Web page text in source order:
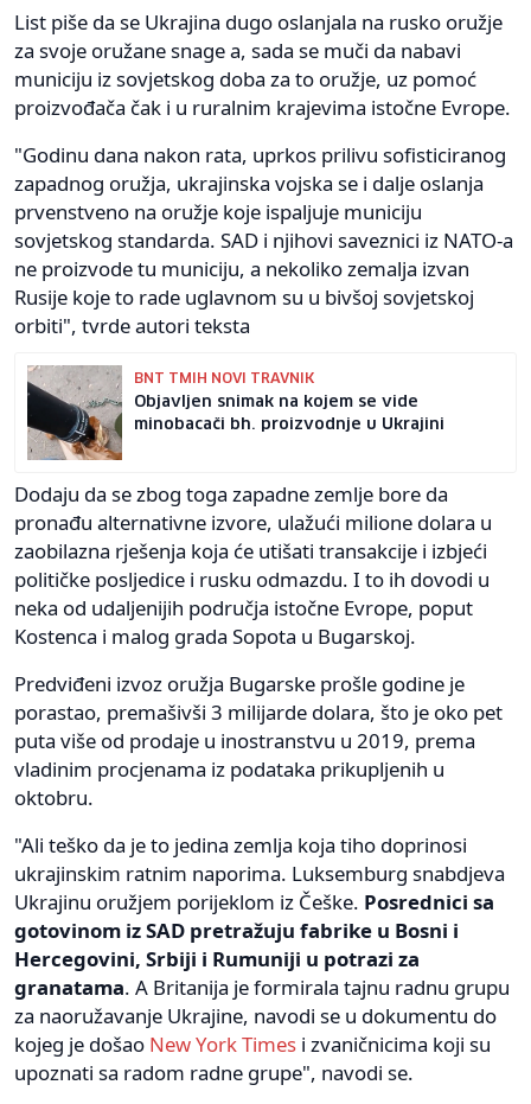
List piše da se Ukrajina dugo oslanjala na rusko oružje
za svoje oružane snage a, sada se muči da nabavi
municiju iz sovjetskog doba za to oružje, uz pomoć
proizvođača čak i u ruralnim krajevima istočne Evrope.
"Godinu dana nakon rata, uprkos prilivu sofisticiranog
zapadnog oružja, ukrajinska vojska se i dalje oslanja
prvenstveno na oružje koje ispaljuje municiju
sovjetskog standarda. SAD i njihovi saveznici iz NATO-a
ne proizvode tu municiju, a nekoliko zemalja izvan
Rusije koje to rade uglavnom su u bivšoj sovjetskoj
orbiti", tvrde autori teksta
BNT TMIH NOVI TRAVNIK
Objavljen snimak na kojem se vide
minobacači bh. proizvodnje u Ukrajini
Dodaju da se zbog toga zapadne zemlje bore da
pronađu alternativne izvore, ulažući milione dolara u
zaobilazna rješenja koja će utišati transakcije i izbjeći
političke posljedice i rusku odmazdu. I to ih dovodi u
neka od udaljenijih područja istočne Evrope, poput
Kostenca i malog grada Sopota u Bugarskoj.
Predviđeni izvoz oružja Bugarske prošle godine je
porastao, premašivši 3 milijarde dolara, što je oko pet
puta više od prodaje u inostranstvu u 2019, prema
vladinim procjenama iz podataka prikupljenih u
oktobru.
"Ali teško da je to jedina zemlja koja tiho doprinosi
ukrajinskim ratnim naporima. Luksemburg snabdjeva
Ukrajinu oružjem porijeklom iz Češke. Posrednici sa
gotovinom iz SAD pretražuju fabrike u Bosni i
Hercegovini, Srbiji i Rumuniji u potrazi za
granatama. A Britanija je formirala tajnu radnu grupu
za naoružavanje Ukrajine, navodi se u dokumentu do
kojeg je došao New York Times i zvaničnicima koji su
upoznati sa radom radne grupe", navodi se.